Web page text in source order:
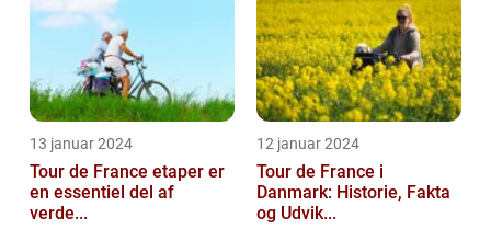
13 januar 2024
Tour de France etaper er
en essentiel del af
verde...
12 januar 2024
Tour de France i
Danmark: Historie, Fakta
og Udvik...